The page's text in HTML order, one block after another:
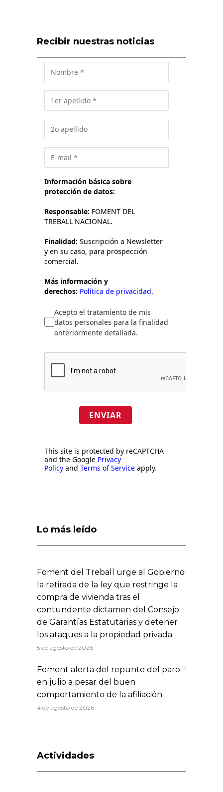
Recibir nuestras noticias
Información básica sobre
protección de datos:
Responsable: FOMENT DEL
TREBALL NACIONAL.
Finalidad: Suscripción a Newsletter
y en su caso, para prospección
comercial.
Más información y
derechos: Política de privacidad.
Acepto el tratamiento de mis
datos personales para la finalidad
anteriormente detallada.
ENVIAR
This site is protected by reCAPTCHA
and the Google Privacy
Policy and Terms of Service apply.
Lo más leído
Foment del Treball urge al Gobierno
la retirada de la ley que restringe la
compra de vivienda tras el
contundente dictamen del Consejo
de Garantías Estatutarias y detener
los ataques a la propiedad privada
5 de agosto de 2026
Foment alerta del repunte del paro
en julio a pesar del buen
comportamiento de la afiliación
4 de agosto de 2026
Actividades